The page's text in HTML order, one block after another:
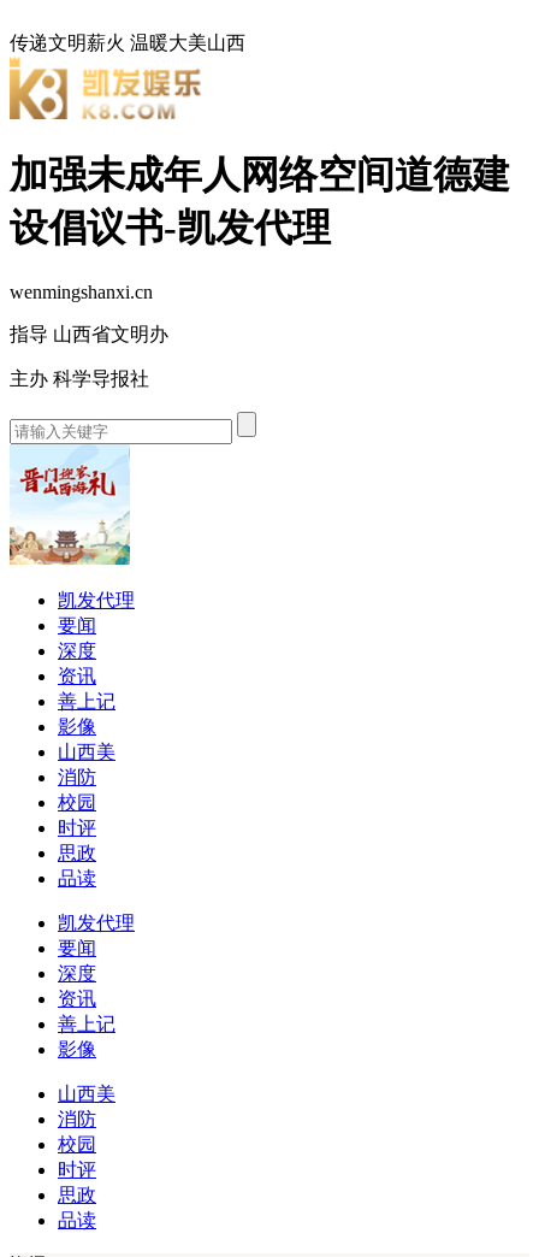
传递文明薪火 温暖大美山西
加强未成年人网络空间道德建
设倡议书-凯发代理
wenmingshanxi.cn
指导 山西省文明办
主办 科学导报社
凯发代理
要闻
深度
资讯
善上记
影像
山西美
消防
校园
时评
思政
品读
凯发代理
要闻
深度
资讯
善上记
影像
山西美
消防
校园
时评
思政
品读